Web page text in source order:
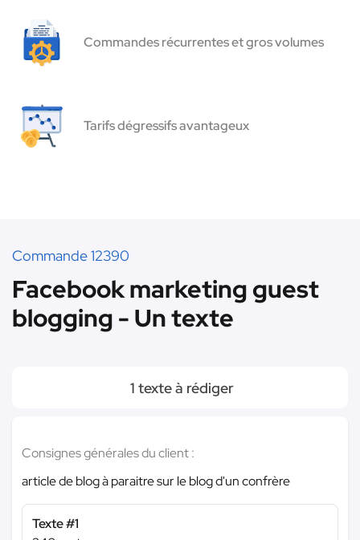
Commandes récurrentes et gros volumes
Tarifs dégressifs avantageux
Commande 12390
Facebook marketing guest
blogging - Un texte
1 texte à rédiger
Consignes générales du client :
article de blog à paraitre sur le blog d'un confrère
Texte #1